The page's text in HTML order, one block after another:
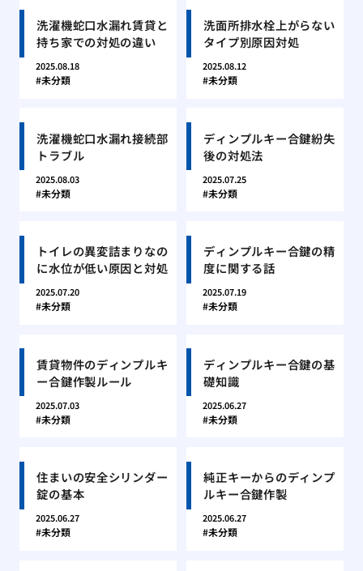
洗濯機蛇口水漏れ賃貸と
持ち家での対処の違い
2025.08.18
未分類
洗面所排水栓上がらない
タイプ別原因対処
2025.08.12
未分類
洗濯機蛇口水漏れ接続部
トラブル
2025.08.03
未分類
ディンプルキー合鍵紛失
後の対処法
2025.07.25
未分類
トイレの異変詰まりなの
に水位が低い原因と対処
2025.07.20
未分類
ディンプルキー合鍵の精
度に関する話
2025.07.19
未分類
賃貸物件のディンプルキ
ー合鍵作製ルール
2025.07.03
未分類
ディンプルキー合鍵の基
礎知識
2025.06.27
未分類
住まいの安全シリンダー
錠の基本
2025.06.27
未分類
純正キーからのディンプ
ルキー合鍵作製
2025.06.27
未分類